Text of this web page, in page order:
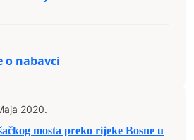
o nabavci
2020.
mosta preko rijeke Bosne u